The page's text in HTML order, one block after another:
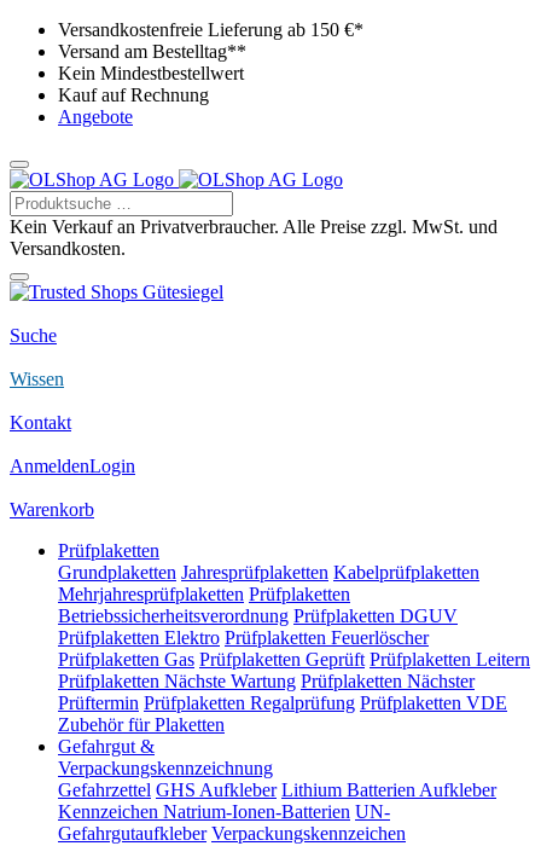
Versandkostenfreie Lieferung ab 150 €*
Versand am Bestelltag**
Kein Mindestbestellwert
Kauf auf Rechnung
Angebote
Kein Verkauf an Privatverbraucher. Alle Preise zzgl. MwSt. und
Versandkosten.
Suche
Wissen
Kontakt
AnmeldenLogin
Warenkorb
Prüfplaketten
Grundplaketten Jahresprüfplaketten Kabelprüfplaketten
Mehrjahresprüfplaketten Prüfplaketten
Betriebssicherheitsverordnung Prüfplaketten DGUV
Prüfplaketten Elektro Prüfplaketten Feuerlöscher
Prüfplaketten Gas Prüfplaketten Geprüft Prüfplaketten Leitern
Prüfplaketten Nächste Wartung Prüfplaketten Nächster
Prüftermin Prüfplaketten Regalprüfung Prüfplaketten VDE
Zubehör für Plaketten
Gefahrgut &
Verpackungskennzeichnung
Gefahrzettel GHS Aufkleber Lithium Batterien Aufkleber
Kennzeichen Natrium-Ionen-Batterien UN-
Gefahrgutaufkleber Verpackungskennzeichen